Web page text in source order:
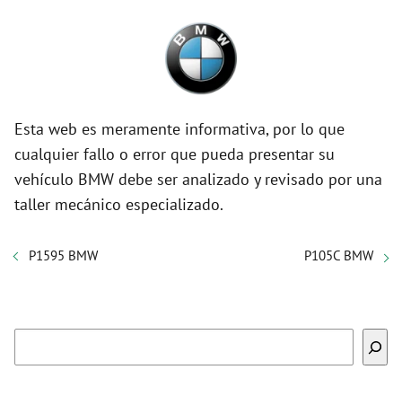
Esta web es meramente informativa, por lo que
cualquier fallo o error que pueda presentar su
vehículo BMW debe ser analizado y revisado por una
taller mecánico especializado.
P1595 BMW P105C BMW